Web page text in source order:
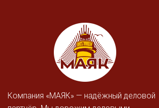
Компания «МАЯК» — надёжный деловой